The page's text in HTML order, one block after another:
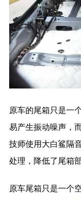
原车的尾箱只是一
易产生振动噪声，
技师使用大白鲨隔
处理，降低了尾箱
原车尾箱只是一个